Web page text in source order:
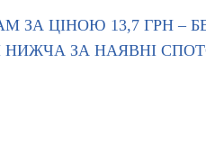
ЦІНОЮ 13,7 ГРН –
ЗА НАЯВНІ